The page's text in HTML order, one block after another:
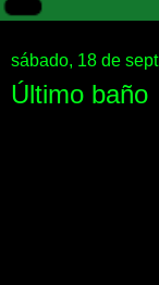
sábado, 18 de
Último baño